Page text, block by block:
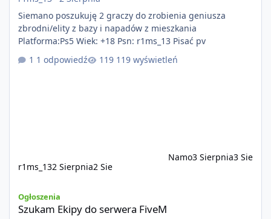
Siemano poszukuję 2 graczy do zrobienia geniusza
zbrodni/elity z bazy i napadów z mieszkania
Platforma:Ps5 Wiek: +18 Psn: r1ms_13 Pisać pv
1 odpowiedź
119 wyświetleń
r1ms_132 Sierpnia2 Sie
Namo3 Sierpnia3 Sie
Ogłoszenia
Szukam Ekipy do serwera FiveM